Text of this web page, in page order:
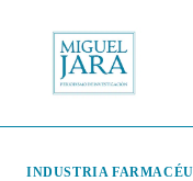
contenido
INDUSTRIA